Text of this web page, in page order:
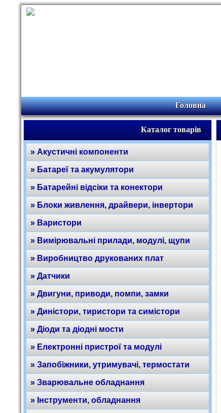
Головна
Каталог товарів
» Акустичні компоненти
» Батареї та акумулятори
» Батарейні відсіки та конектори
» Блоки живлення, драйвери, інвертори
» Варистори
» Вимірювальні прилади, модулі, щупи
» Виробництво друкованих плат
» Датчики
» Двигуни, приводи, помпи, замки
» Диністори, тиристори та симістори
» Діоди та діодні мости
» Електронні пристрої та модулі
» Запобіжники, утримувачі, термостати
» Зварювальне обладнання
» Інструменти, обладнання